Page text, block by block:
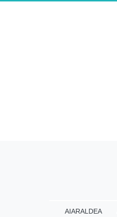
AIARALDEA